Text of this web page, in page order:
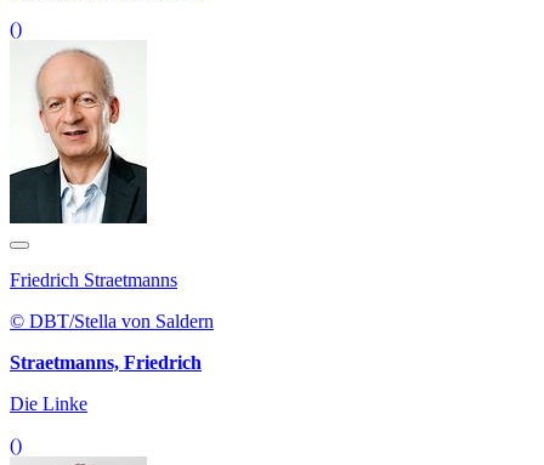
()
Friedrich Straetmanns
© DBT/Stella von Saldern
Straetmanns, Friedrich
Die Linke
()